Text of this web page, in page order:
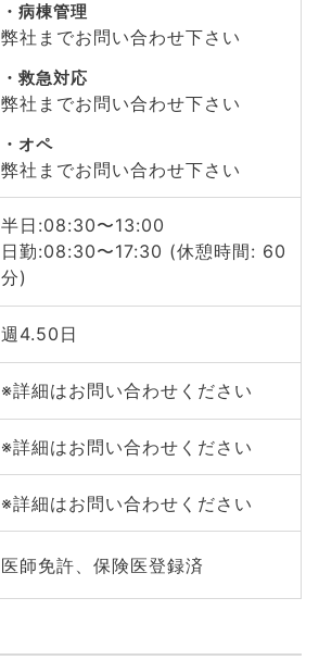
病棟管理
弊社までお問い合わせ下さい
救急対応
弊社までお問い合わせ下さい
オペ
弊社までお問い合わせ下さい
半日:08:30〜13:00
日勤:08:30〜17:30 (休憩時間: 60
分)
週4.50日
※詳細はお問い合わせください
※詳細はお問い合わせください
※詳細はお問い合わせください
医師免許、保険医登録済